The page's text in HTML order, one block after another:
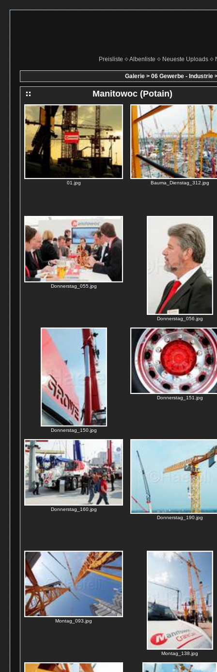
Preisliste Albenliste Neueste Uploads
Galerie > 06 Gewerbe - Industrie
Manitowoc (Potain)
01.jpg Bauma_Dienstag_312.jpg
Donnerstag_055.jpg
Donnerstag_056.jpg
Donnerstag_150.jpg
Donnerstag_151.jpg
Donnerstag_160.jpg
Donnerstag_190.jpg
Montag_093.jpg
Montag_138.jpg